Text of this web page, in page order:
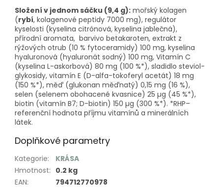
Složení v jednom sáčku (9,4 g): mořský kolagen
(rybí, kolagenové peptidy 7000 mg), regulátor
kyselosti (kyselina citrónová, kyselina jablečná),
přírodní aromata, barvivo betakaroten, extrakt z
rýžových otrub (10 % fytoceramidy) 100 mg, kyselina
hyaluronová (hyaluronát sodný) 100 mg, Vitamín C
(kyselina L-askorbová) 80 mg (100 %*), sladidlo steviol-
glykosidy, vitamín E (D-alfa-tokoferyl acetát) 18 mg
(150 %*), měď (glukonan měďnatý) 0,15 mg (16 %),
selen (selenem obohacené kvasnice) 25 µg (45 %*),
biotin (vitamín B7; D-biotin) 150 µg (300 %*). *RHP–
referenční hodnota příjmu vitamínů a minerálních
látek.
Doplňkové parametry
Kategorie:
KRÁSA
Hmotnost: 0.2 kg
EAN: 794712770978